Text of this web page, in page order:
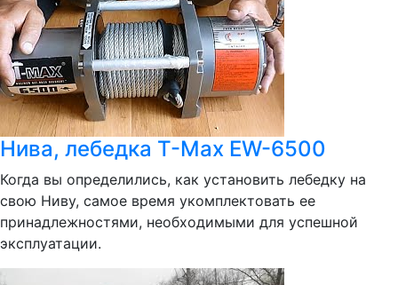
Нива, лебедка T-Max EW-6500
Когда вы определились, как установить лебедку на
свою Ниву, самое время укомплектовать ее
принадлежностями, необходимыми для успешной
эксплуатации.